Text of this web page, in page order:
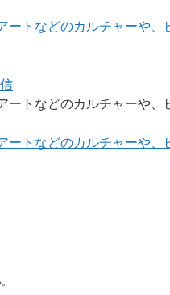
ートなどのカルチャーや
ートなどのカルチャーや
ートなどのカルチャーや